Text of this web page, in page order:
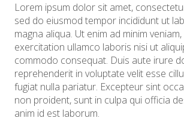
Lorem ipsum dolor sit amet,
sed do eiusmod tempor incididunt ut
magna aliqua. Ut enim ad minim
exercitation ullamco laboris nisi ut
commodo consequat. Duis aute irure
reprehenderit in voluptate velit esse
fugiat nulla pariatur. Excepteur sint
non proident, sunt in culpa qui officia
anim id est laborum.